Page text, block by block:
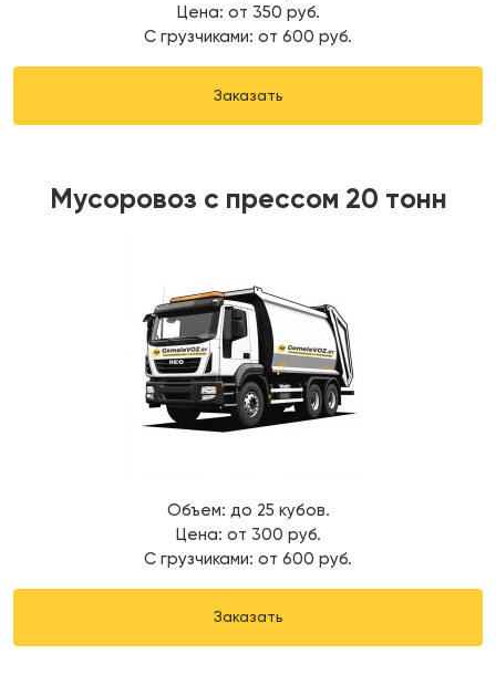
Цена: от 350 руб.
С грузчиками: от 600 руб.
Заказать
Мусоровоз с прессом 20 тонн
Объем: до 25 кубов.
Цена: от 300 руб.
С грузчиками: от 600 руб.
Заказать